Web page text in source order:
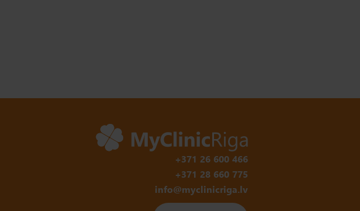
+371 26 600 466
+371 28 660 775
info@myclinicriga.lv